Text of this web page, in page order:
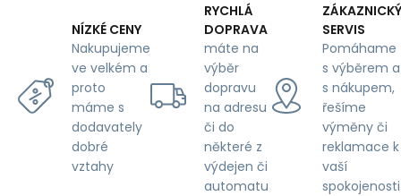
NÍZKÉ CENY
Nakupujeme
ve velkém a
proto
máme s
dodavately
dobré
vztahy
RYCHLÁ
DOPRAVA
máte na
výběr
dopravu
na adresu
či do
některé z
výdejen či
automatu
ZÁKAZNICKÝ
SERVIS
Pomáhame
s výběrem a
s nákupem,
řešíme
výměny či
reklamace k
vaší
spokojenosti